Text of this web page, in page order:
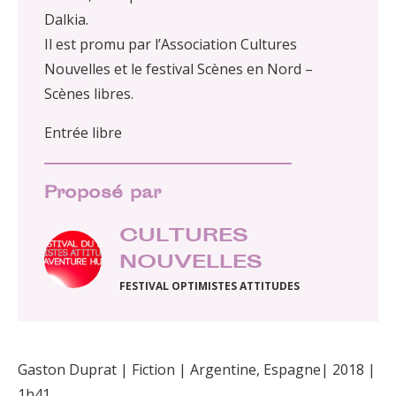
Dalkia.
Il est promu par l’Association Cultures
Nouvelles et le festival Scènes en Nord –
Scènes libres.
Entrée libre
Proposé par
CULTURES
NOUVELLES
FESTIVAL OPTIMISTES ATTITUDES
Gaston Duprat | Fiction | Argentine, Espagne| 2018 |